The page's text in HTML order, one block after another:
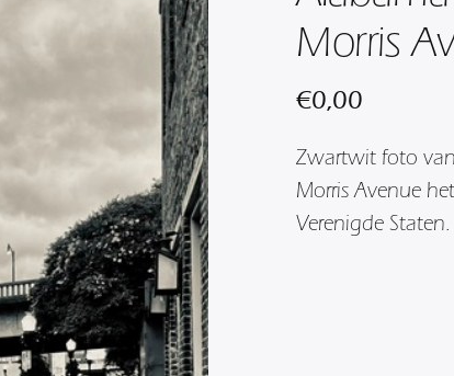
Morris
€0,00
Zwartwit foto
Morris Avenue
Verenigde Staten.